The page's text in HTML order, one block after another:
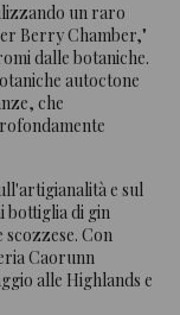
un raro
Berry Chamber,"
dalle botaniche.
autoctone
che
e sul
bottiglia di gin
Con
Caorunn
alle Highlands e